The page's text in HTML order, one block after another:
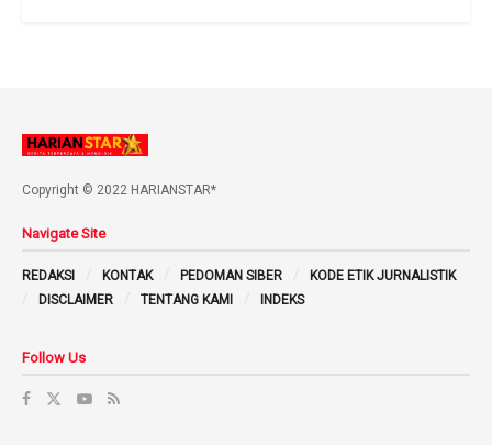
Copyright © 2022 HARIANSTAR*
Navigate Site
REDAKSI KONTAK PEDOMAN SIBER
KODE ETIK JURNALISTIK
DISCLAIMER
TENTANG KAMI INDEKS
Follow Us